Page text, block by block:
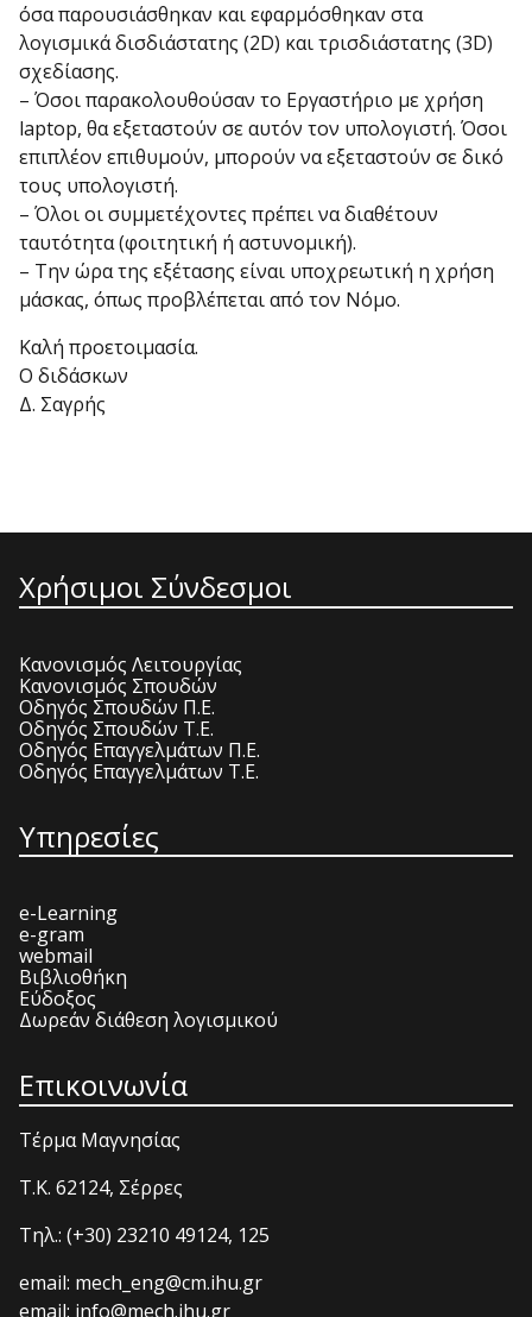
όσα παρουσιάσθηκαν και εφαρμόσθηκαν στα
λογισμικά δισδιάστατης (2D) και τρισδιάστατης (3D)
σχεδίασης.
– Όσοι παρακολουθούσαν το Εργαστήριο με χρήση
laptop, θα εξεταστούν σε αυτόν τον υπολογιστή. Όσοι
επιπλέον επιθυμούν, μπορούν να εξεταστούν σε δικό
τους υπολογιστή.
– Όλοι οι συμμετέχοντες πρέπει να διαθέτουν
ταυτότητα (φοιτητική ή αστυνομική).
– Την ώρα της εξέτασης είναι υποχρεωτική η χρήση
μάσκας, όπως προβλέπεται από τον Νόμο.
Καλή προετοιμασία.
Ο διδάσκων
Δ. Σαγρής
Χρήσιμοι Σύνδεσμοι
Κανονισμός Λειτουργίας
Κανονισμός Σπουδών
Οδηγός Σπουδών Π.Ε.
Οδηγός Σπουδών Τ.Ε.
Οδηγός Επαγγελμάτων Π.Ε.
Οδηγός Επαγγελμάτων Τ.Ε.
Υπηρεσίες
e-Learning
e-gram
webmail
Βιβλιοθήκη
Εύδοξος
Δωρεάν διάθεση λογισμικού
Επικοινωνία
Τέρμα Μαγνησίας
T.K. 62124, Σέρρες
Τηλ.: (+30) 23210 49124, 125
email: mech_eng@cm.ihu.gr
email: info@mech.ihu.gr